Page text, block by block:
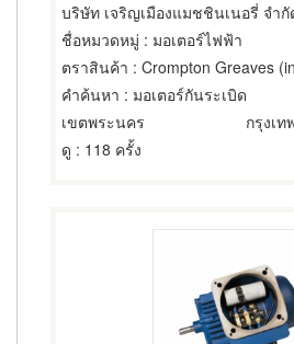
บริษัท เจริญเมืองแมชชินเนอรี่ จำกั
ชื่อหมวดหมู่ : มอเตอร์ไฟฟ้า
ตราสินค้า : Crompton Greaves
คำค้นหา : มอเตอร์กันระเบิด
เขตพระนคร
กรุงเ
ดู : 118 ครั้ง